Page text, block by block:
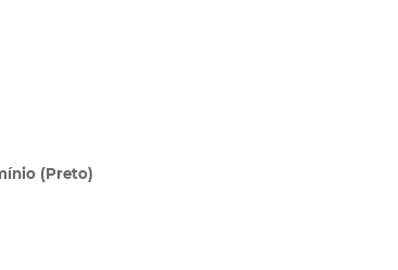
(Preto)